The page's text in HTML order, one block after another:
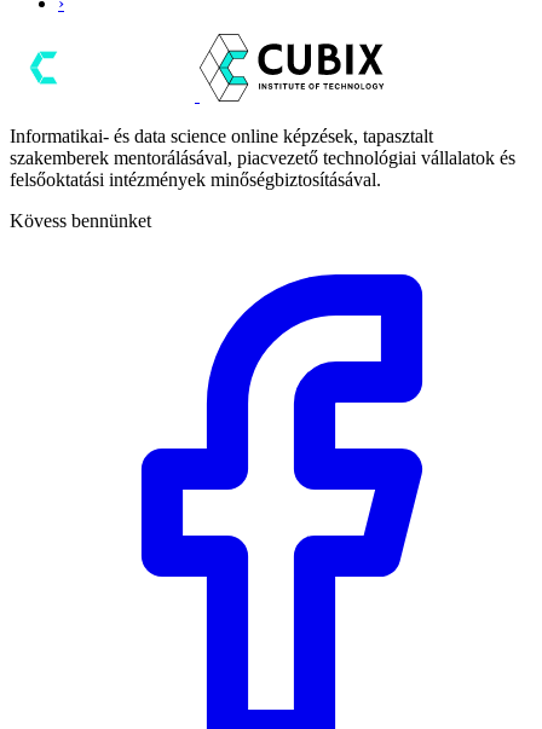
Informatikai- és data science online képzések, tapasztalt
szakemberek mentorálásával, piacvezető technológiai vállalatok és
felsőoktatási intézmények minőségbiztosításával.
Kövess bennünket